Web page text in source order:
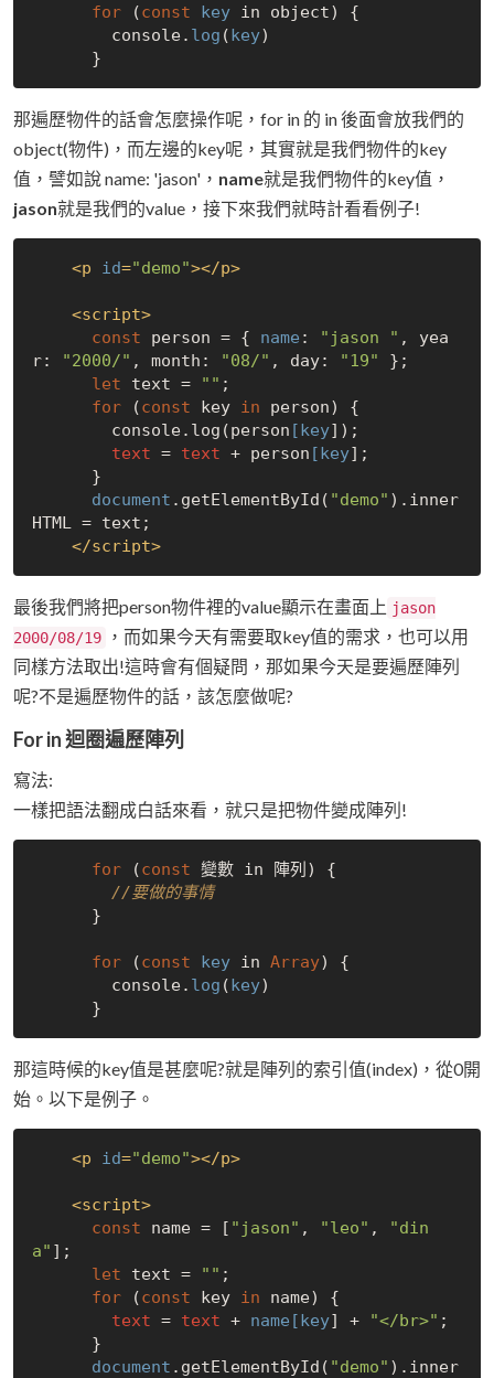
for (const key in object) {
        console.
log (key)
那遍歷物件的話會怎麼操作呢，for in 的 in 後面會放我們的
object(物件)，而左邊的key呢，其實就是我們物件的key
值，譬如說 name: 'jason'， name就是我們物件的key值，
jason就是我們的value，接下來我們就時計看看例子!
<p id="demo"></p>
<script>
const person = { name : "jason " , yea
r:
"2000/" , month: "08/" , day: "19" } ;
let text = "" ;
for (const key in person) {
        console.log(person
[key]);
text = text + person [key];
      }
document .getElementById( "demo" ).inner
HTML = text;
</script>
最後我們將把person物件裡的value顯示在畫面上 jason
2000/08/19
，而如果今天有需要取key值的需求，也可以用
同樣方法取出!這時會有個疑問，那如果今天是要遍歷陣列
呢?不是遍歷物件的話，該怎麼做呢?
For in 迴圈遍歷陣列
寫法:
一樣把語法翻成白話來看，就只是把物件變成陣列!
for (const 變數 in 陣列) {
//要做的事情
for (const key in Array) {
        console.
log (key)
那這時候的key值是甚麼呢?就是陣列的索引值(index)，從0開
始。以下是例子。
<p id="demo"></p>
<script>
const name = [ "jason" , "leo" ,
"din
a" ];
let text = "" ;
for (const key in name) {
text = text + name [key] + "</br>" ;
      }
document .getElementById( "demo" ).inner